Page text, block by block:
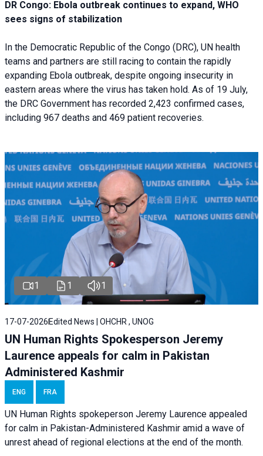
DR Congo: Ebola outbreak continues to expand, WHO
sees signs of stabilization
In the Democratic Republic of the Congo (DRC), UN health
teams and partners are still racing to contain the rapidly
expanding Ebola outbreak, despite ongoing insecurity in
eastern areas where the virus has taken hold. As of 19 July,
the DRC Government has recorded 2,423 confirmed cases,
including 967 deaths and 469 patient recoveries.
1 1 1
17-07-2026 Edited News | OHCHR , UNOG
UN Human Rights Spokesperson Jeremy
Laurence appeals for calm in Pakistan
Administered Kashmir
ENG FRA
UN Human Rights spokeperson Jeremy Laurence appealed
for calm in Pakistan-Administered Kashmir amid a wave of
unrest ahead of regional elections at the end of the month.